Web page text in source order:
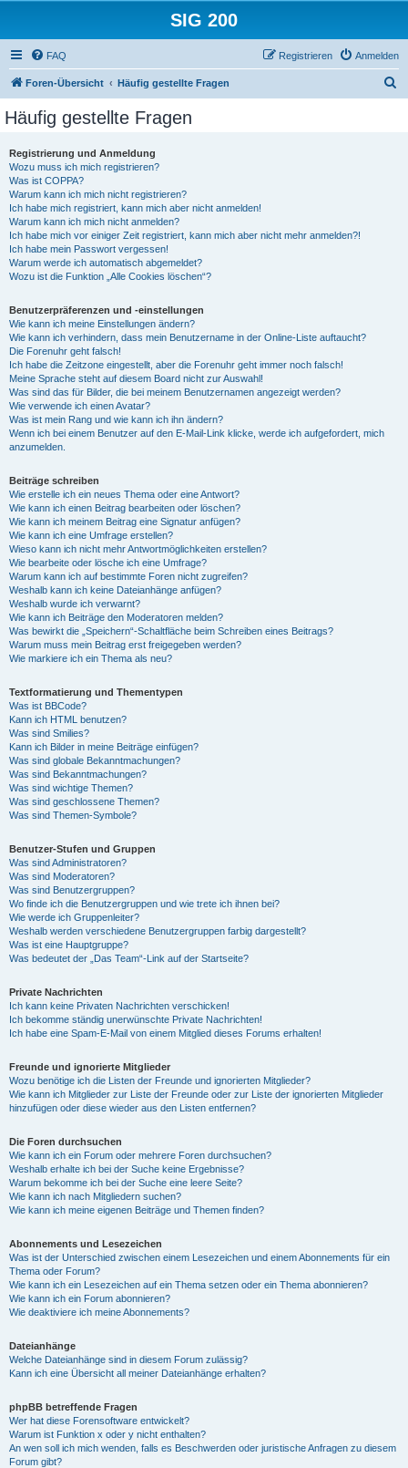
SIG 200
FAQ Anmelden
Registrieren
Foren-Übersicht Häufig gestellte Fragen
Häufig gestellte Fragen
Registrierung und Anmeldung
Wozu muss ich mich registrieren?
Was ist COPPA?
Warum kann ich mich nicht registrieren?
Ich habe mich registriert, kann mich aber nicht anmelden!
Warum kann ich mich nicht anmelden?
Ich habe mich vor einiger Zeit registriert, kann mich aber nicht mehr anmelden?!
Ich habe mein Passwort vergessen!
Warum werde ich automatisch abgemeldet?
Wozu ist die Funktion „Alle Cookies löschen“?
Benutzerpräferenzen und -einstellungen
Wie kann ich meine Einstellungen ändern?
Wie kann ich verhindern, dass mein Benutzername in der Online-Liste auftaucht?
Die Forenuhr geht falsch!
Ich habe die Zeitzone eingestellt, aber die Forenuhr geht immer noch falsch!
Meine Sprache steht auf diesem Board nicht zur Auswahl!
Was sind das für Bilder, die bei meinem Benutzernamen angezeigt werden?
Wie verwende ich einen Avatar?
Was ist mein Rang und wie kann ich ihn ändern?
Wenn ich bei einem Benutzer auf den E-Mail-Link klicke, werde ich aufgefordert, mich
anzumelden.
Beiträge schreiben
Wie erstelle ich ein neues Thema oder eine Antwort?
Wie kann ich einen Beitrag bearbeiten oder löschen?
Wie kann ich meinem Beitrag eine Signatur anfügen?
Wie kann ich eine Umfrage erstellen?
Wieso kann ich nicht mehr Antwortmöglichkeiten erstellen?
Wie bearbeite oder lösche ich eine Umfrage?
Warum kann ich auf bestimmte Foren nicht zugreifen?
Weshalb kann ich keine Dateianhänge anfügen?
Weshalb wurde ich verwarnt?
Wie kann ich Beiträge den Moderatoren melden?
Was bewirkt die „Speichern“-Schaltfläche beim Schreiben eines Beitrags?
Warum muss mein Beitrag erst freigegeben werden?
Wie markiere ich ein Thema als neu?
Textformatierung und Thementypen
Was ist BBCode?
Kann ich HTML benutzen?
Was sind Smilies?
Kann ich Bilder in meine Beiträge einfügen?
Was sind globale Bekanntmachungen?
Was sind Bekanntmachungen?
Was sind wichtige Themen?
Was sind geschlossene Themen?
Was sind Themen-Symbole?
Benutzer-Stufen und Gruppen
Was sind Administratoren?
Was sind Moderatoren?
Was sind Benutzergruppen?
Wo finde ich die Benutzergruppen und wie trete ich ihnen bei?
Wie werde ich Gruppenleiter?
Weshalb werden verschiedene Benutzergruppen farbig dargestellt?
Was ist eine Hauptgruppe?
Was bedeutet der „Das Team“-Link auf der Startseite?
Private Nachrichten
Ich kann keine Privaten Nachrichten verschicken!
Ich bekomme ständig unerwünschte Private Nachrichten!
Ich habe eine Spam-E-Mail von einem Mitglied dieses Forums erhalten!
Freunde und ignorierte Mitglieder
Wozu benötige ich die Listen der Freunde und ignorierten Mitglieder?
Wie kann ich Mitglieder zur Liste der Freunde oder zur Liste der ignorierten Mitglieder
hinzufügen oder diese wieder aus den Listen entfernen?
Die Foren durchsuchen
Wie kann ich ein Forum oder mehrere Foren durchsuchen?
Weshalb erhalte ich bei der Suche keine Ergebnisse?
Warum bekomme ich bei der Suche eine leere Seite?
Wie kann ich nach Mitgliedern suchen?
Wie kann ich meine eigenen Beiträge und Themen finden?
Abonnements und Lesezeichen
Was ist der Unterschied zwischen einem Lesezeichen und einem Abonnements für ein
Thema oder Forum?
Wie kann ich ein Lesezeichen auf ein Thema setzen oder ein Thema abonnieren?
Wie kann ich ein Forum abonnieren?
Wie deaktiviere ich meine Abonnements?
Dateianhänge
Welche Dateianhänge sind in diesem Forum zulässig?
Kann ich eine Übersicht all meiner Dateianhänge erhalten?
phpBB betreffende Fragen
Wer hat diese Forensoftware entwickelt?
Warum ist Funktion x oder y nicht enthalten?
An wen soll ich mich wenden, falls es Beschwerden oder juristische Anfragen zu diesem
Forum gibt?